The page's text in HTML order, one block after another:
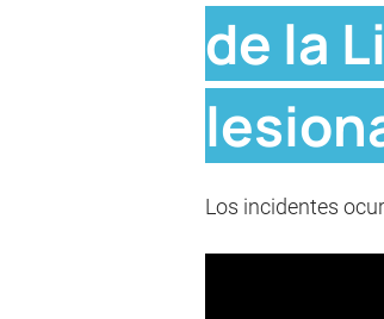
de la
Los incidentes